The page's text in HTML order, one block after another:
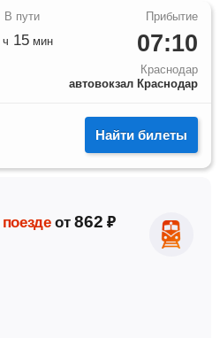
07:10
Краснодар
автовокзал Краснодар
ч 15 мин
Найти билеты
поезде от 862 ₽